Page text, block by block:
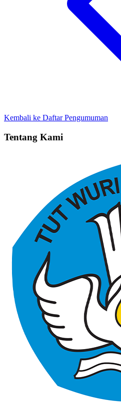
Kembali ke Daftar Pengumuman
Tentang Kami